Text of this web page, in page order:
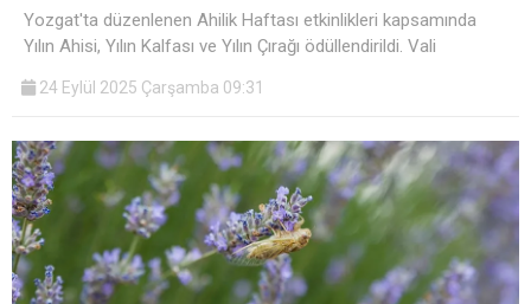
Yozgat'ta düzenlenen Ahilik Haftası etkinlikleri kapsamında
Yılın Ahisi, Yılın Kalfası ve Yılın Çırağı ödüllendirildi. Vali
24 Eylül 2025 Çarşamba 09:31